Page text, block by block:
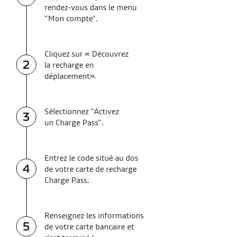
rendez-vous dans le menu
"Mon compte".
2
Cliquez sur « Découvrez
la recharge en
déplacement».
3
Sélectionnez "Activez
un Charge Pass".
4
Entrez le code situé au dos
de votre carte de recharge
Charge Pass.
5
Renseignez les informations
de votre carte bancaire et